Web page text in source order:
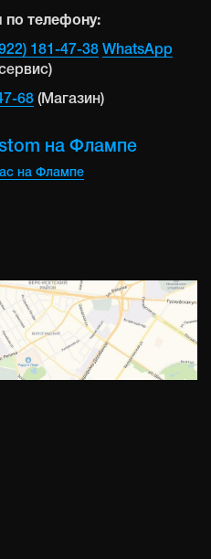
по телефону:
181-47-38 WhatsApp
68 (Магазин)
на Флампе
на Флампе